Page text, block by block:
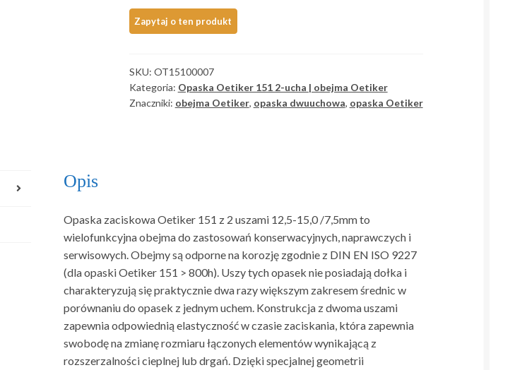
151
z
uszami
12,5-
15,0/7,5mm
SKU: OT15100007
Kategoria: Opaska Oetiker 151 2-ucha | obejma Oetiker
Znaczniki: obejma Oetiker, opaska dwuuchowa, opaska Oetiker
Opis
Opaska zaciskowa Oetiker 151 z 2 uszami 12,5-15,0 /7,5mm to
wielofunkcyjna obejma do zastosowań konserwacyjnych, naprawczych i
serwisowych. Obejmy są odporne na korozję zgodnie z DIN EN ISO 9227
(dla opaski Oetiker 151 > 800h). Uszy tych opasek nie posiadają dołka i
charakteryzują się praktycznie dwa razy większym zakresem średnic w
porównaniu do opasek z jednym uchem. Konstrukcja z dwoma uszami
zapewnia odpowiednią elastyczność w czasie zaciskania, która zapewnia
swobodę na zmianę rozmiaru łączonych elementów wynikającą z
rozszerzalności cieplnej lub drgań. Dzięki specjalnej geometrii